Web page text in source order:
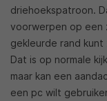
driehoekspatroon.
voorwerpen op een
gekleurde rand
Dat is op normale
maar kan een
een pc wilt